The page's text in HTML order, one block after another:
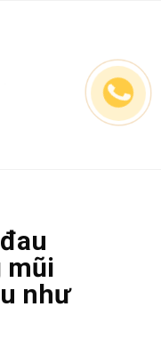
mũi
như